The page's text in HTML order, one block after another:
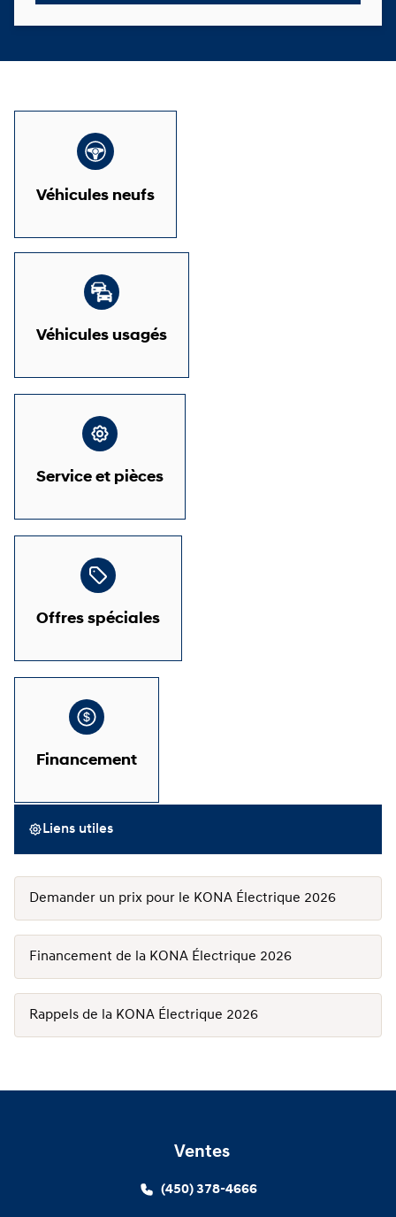
Véhicules neufs
Véhicules usagés
Service et pièces
Offres spéciales
Financement
Liens utiles
Demander un prix pour le KONA Électrique 2026
Financement de la KONA Électrique 2026
Rappels de la KONA Électrique 2026
Ventes
(450) 378-4666